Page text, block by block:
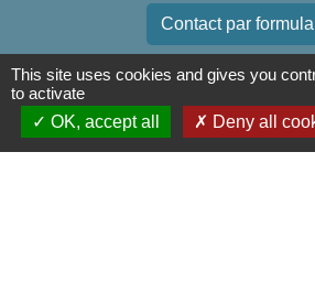
Contact par
This site uses cookies and gives you
to activate
OK, accept all
Deny all